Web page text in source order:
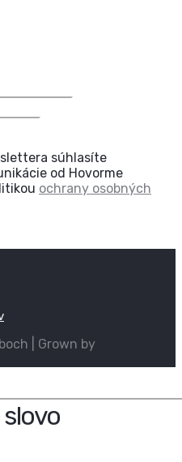
súhlasíte
od Hovorme
ochrany osobných
| Grown by